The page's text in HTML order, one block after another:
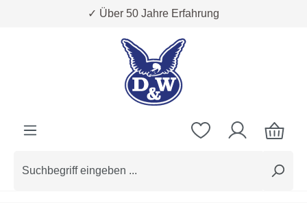
Zum Hauptinhalt springen✓ Über 50 Jahre Erfahrung